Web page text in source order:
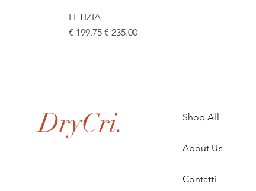
LETIZIA
سعر عاديسعر البيع
DryCri. Shop All
About Us
Contatti